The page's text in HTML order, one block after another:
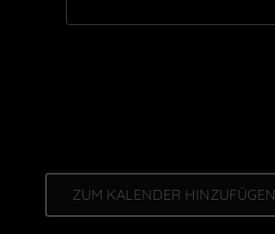
ZUM KALENDER HINZUFÜGEN